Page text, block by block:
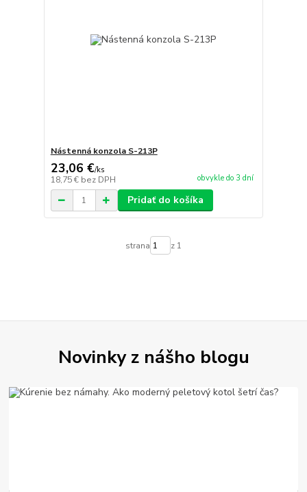
Nástenná konzola S-213P
23,06 €/ks
18,75 € bez DPH obvykle do 3 dní
Pridať do košíka
strana z 1
Novinky z nášho blogu